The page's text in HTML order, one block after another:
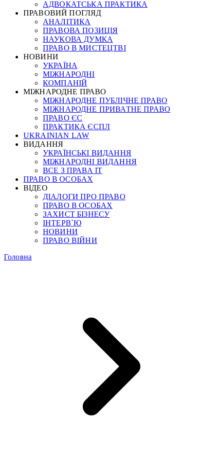
АДВОКАТСЬКА ПРАКТИКА
ПРАВОВИЙ ПОГЛЯД
АНАЛІТИКА
ПРАВОВА ПОЗИЦІЯ
НАУКОВА ДУМКА
ПРАВО В МИСТЕЦТВІ
НОВИНИ
УКРАЇНА
МІЖНАРОДНІ
КОМПАНІЙ
МІЖНАРОДНЕ ПРАВО
МІЖНАРОДНЕ ПУБЛІЧНЕ ПРАВО
МІЖНАРОДНЕ ПРИВАТНЕ ПРАВО
ПРАВО ЄС
ПРАКТИКА ЄСПЛ
UKRAINIAN LAW
ВИДАННЯ
УКРАЇНСЬКІ ВИДАННЯ
МІЖНАРОДНІ ВИДАННЯ
ВСЕ З ПРАВА ІТ
ПРАВО В ОСОБАХ
ВІДЕО
ДІАЛОГИ ПРО ПРАВО
ПРАВО В ОСОБАХ
ЗАХИСТ БІЗНЕСУ
ІНТЕРВ`Ю
НОВИНИ
ПРАВО ВІЙНИ
Головна